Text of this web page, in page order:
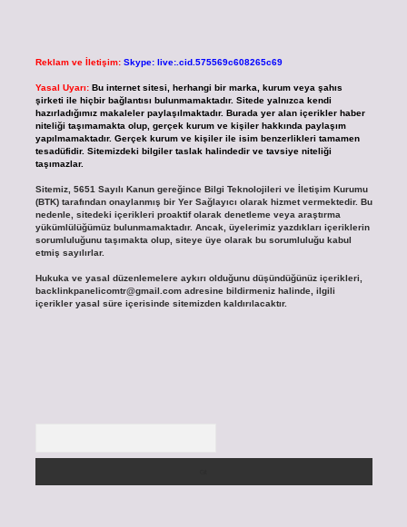
Reklam ve İletişim: Skype: live:.cid.575569c608265c69
Yasal Uyarı: Bu internet sitesi, herhangi bir marka, kurum veya şahıs
şirketi ile hiçbir bağlantısı bulunmamaktadır. Sitede yalnızca kendi
hazırladığımız makaleler paylaşılmaktadır. Burada yer alan içerikler haber
niteliği taşımamakta olup, gerçek kurum ve kişiler hakkında paylaşım
yapılmamaktadır. Gerçek kurum ve kişiler ile isim benzerlikleri tamamen
tesadüfidir. Sitemizdeki bilgiler taslak halindedir ve tavsiye niteliği
taşımazlar.
Sitemiz, 5651 Sayılı Kanun gereğince Bilgi Teknolojileri ve İletişim Kurumu
(BTK) tarafından onaylanmış bir Yer Sağlayıcı olarak hizmet vermektedir. Bu
nedenle, sitedeki içerikleri proaktif olarak denetleme veya araştırma
yükümlülüğümüz bulunmamaktadır. Ancak, üyelerimiz yazdıkları içeriklerin
sorumluluğunu taşımakta olup, siteye üye olarak bu sorumluluğu kabul
etmiş sayılırlar.
Hukuka ve yasal düzenlemelere aykırı olduğunu düşündüğünüz içerikleri,
backlinkpanelicomtr@gmail.comadresine bildirmeniz halinde, ilgili
içerikler yasal süre içerisinde sitemizden kaldırılacaktır.